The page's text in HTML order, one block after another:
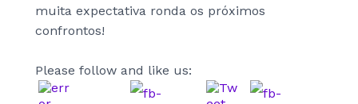
muita expectativa ronda os próximos
confrontos!
Please follow and like us: